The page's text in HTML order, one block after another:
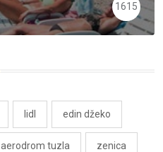
1615
lidl edin džeko
aerodrom tuzla zenica